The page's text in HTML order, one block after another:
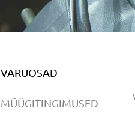
VARUOSAD
MÜÜGITINGIMUSED